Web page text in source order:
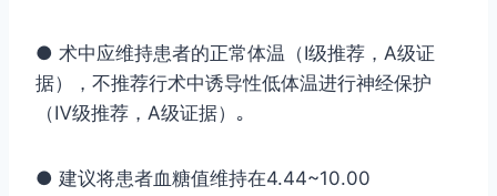
● 术中应维持患者的正常体温（Ⅰ级推荐，A级证
据），不推荐行术中诱导性低体温进行神经保护
（Ⅳ级推荐，A级证据）｡
● 建议将患者血糖值维持在4.44~10.00